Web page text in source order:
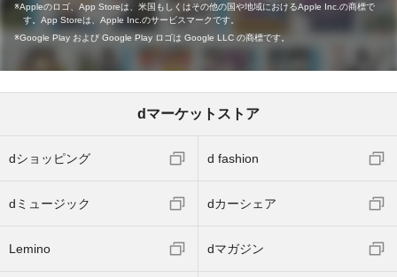
Appleのロゴ、App Storeは、米国もしくはその他の国や地域におけるApple Inc.の商標で
す。App Storeは、Apple Inc.のサービスマークです。
Google Play および Google Play ロゴは Google LLC の商標です。
dマーケットストア
dショッピング d fashion
dミュージック dカーシェア
Lemino dマガジン